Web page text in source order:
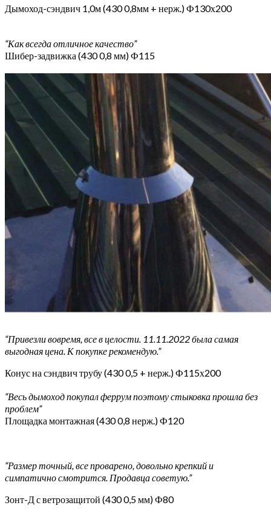
Дымоход-сэндвич 1,0м (430 0,8мм + нерж.) Ф130х200
“Как всегда отличное качество”
Шибер-задвижка (430 0,8 мм) Ф115
“Привезли вовремя, все в целости. 11.11.2022 была самая
выгодная цена. К покупке рекомендую.”
Конус на сэндвич трубу (430 0,5 + нерж.) Ф115х200
“Весь дымоход покупал феррум поэтому стыковка прошла без
проблем”
Площадка монтажная (430 0,8 нерж.) Ф120
“Размер точный, все проварено, довольно крепкий и
симпатично смотрится. Продавца советую.”
Зонт-Д с ветрозащитой (430 0,5 мм) Ф80